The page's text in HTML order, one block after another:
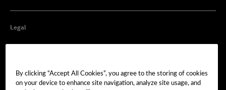
Legal
Cookie Preferences
By clicking “Accept All Cookies”, you agree to the storing of cookies
on your device to enhance site navigation, analyze site usage, and